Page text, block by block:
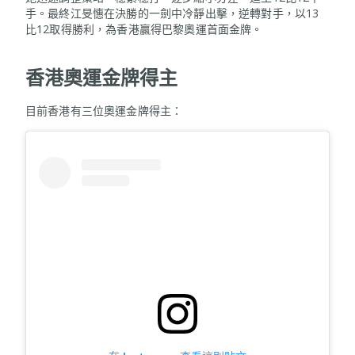
手。最終江旻憓在決勝的一劍中冷靜出擊，逆轉對手，以13
比12取得勝利，為香港贏得巴黎奧運首面金牌。
香港奧運金牌得主
目前香港有三位奧運金牌得主：